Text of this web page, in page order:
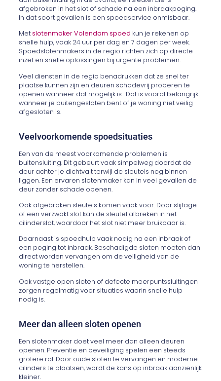
afgebroken in het slot of schade na een inbraakpoging.
In dat soort gevallen is een spoedservice onmisbaar.
Metslotenmaker Volendam spoed kun je rekenen op
snelle hulp, vaak 24 uur per dag en 7 dagen per week.
Spoedslotenmakers in de regio richten zich op directe
inzet en snelle oplossingen bij urgente problemen.
Veel diensten in de regio benadrukken dat ze snel ter
plaatse kunnen zijn en deuren schadevrij proberen te
openen wanneer dat mogelijk is . Dat is vooral belangrijk
wanneer je buitengesloten bent of je woning niet veilig
afgesloten is.
Veelvoorkomende spoedsituaties
Een van de meest voorkomende problemen is
buitensluiting. Dit gebeurt vaak simpelweg doordat de
deur achter je dichtvalt terwijl de sleutels nog binnen
liggen. Een ervaren slotenmaker kan in veel gevallen de
deur zonder schade openen.
Ook afgebroken sleutels komen vaak voor. Door slijtage
of een verzwakt slot kan de sleutel afbreken in het
cilinderslot, waardoor het slot niet meer bruikbaar is.
Daarnaast is spoedhulp vaak nodig na een inbraak of
een poging tot inbraak. Beschadigde sloten moeten dan
direct worden vervangen om de veiligheid van de
woning te herstellen.
Ook vastgelopen sloten of defecte meerpuntssluitingen
zorgen regelmatig voor situaties waarin snelle hulp
nodig is.
Meer dan alleen sloten openen
Een slotenmaker doet veel meer dan alleen deuren
openen. Preventie en beveiliging spelen een steeds
grotere rol. Door oude sloten te vervangen en moderne
cilinders te plaatsen, wordt de kans op inbraak aanzienlijk
kleiner.